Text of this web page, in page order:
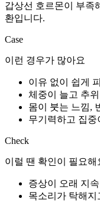
갑상선 호르몬이 부족
환입니다.
Case
이런 경우가 많아요
이유 없이 쉽게
체중이 늘고 추
몸이 붓는 느낌,
무기력하고 집중
Check
이럴 땐 확인이 필요해
증상이 오래 지
목소리가 탁해지